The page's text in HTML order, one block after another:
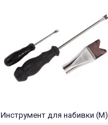
Инструмент для набивки (М)